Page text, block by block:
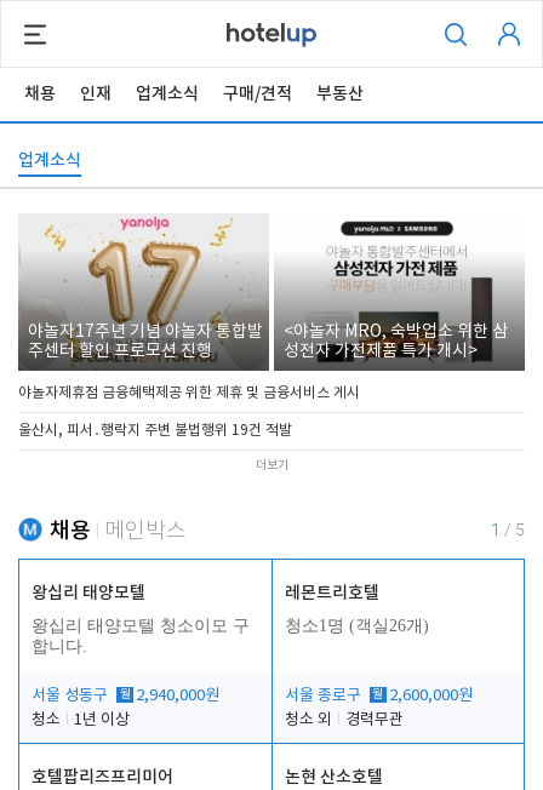
채용 인재 업계소식 구매/견적 부동산
업계소식
야놀자17주년 기념 야놀자 통합발
주센터 할인 프로모션 진행
<야놀자 MRO, 숙박업소 위한 삼
성전자 가전제품 특가 개시>
야놀자제휴점 금융혜택제공 위한 제휴 및 금융서비스 게시
울산시, 피서․행락지 주변 불법행위 19건 적발
더보기
채용 메인박스 1 / 5
왕십리 태양모텔
왕십리 태양모텔 청소이모 구
합니다.
서울 성동구 월 2,940,000원
청소
1년 이상
레몬트리호텔
청소1명 (객실26개)
서울 종로구 월 2,600,000원
청소 외
경력무관
호텔팝리즈프리미어 논현 산소호텔